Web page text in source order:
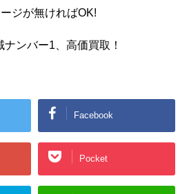
ジが無ければOK!
ンバー1、高価買取！
Facebook
Pocket